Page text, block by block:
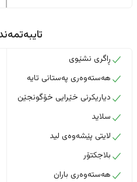
ڕاگری نشێوی
هەستەوەری پەستانی تایە
دیاریکرنی خێرایی خۆگونجێن
سلاید
لایتی پێشەوەی لید
بلاجکتۆر
هەستەوەری باران